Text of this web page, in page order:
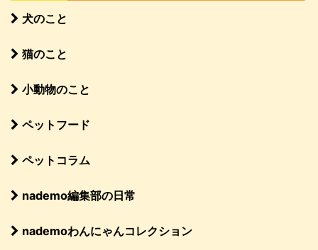
犬のこと
猫のこと
小動物のこと
ペットフード
ペットコラム
nademo編集部の日常
nademoわんにゃんコレクション